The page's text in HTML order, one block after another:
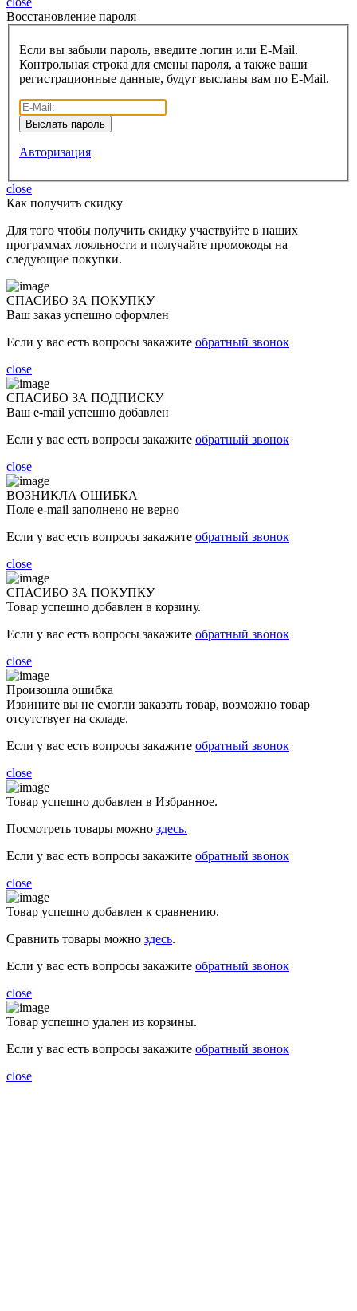
Восcтановление пароля
Если вы забыли пароль, введите логин или E-Mail.
Контрольная строка для смены пароля, а также ваши
регистрационные данные, будут высланы вам по E-Mail.
Авторизация
close
Как получить скидку
Для того чтобы получить скидку участвуйте в наших
программах лояльности и получайте промокоды на
следующие покупки.
СПАСИБО ЗА ПОКУПКУ
Ваш заказ успешно оформлен
Если у вас есть вопросы закажите обратный звонок
close
СПАСИБО ЗА ПОДПИСКУ
Ваш e-mail успешно добавлен
Если у вас есть вопросы закажите обратный звонок
close
ВОЗНИКЛА ОШИБКА
Поле e-mail заполнено не верно
Если у вас есть вопросы закажите обратный звонок
close
СПАСИБО ЗА ПОКУПКУ
Товар успешно добавлен в корзину.
Если у вас есть вопросы закажите обратный звонок
close
Произошла ошибка
Извините вы не смогли заказать товар, возможно товар
отсутствует на складе.
Если у вас есть вопросы закажите обратный звонок
close
Товар успешно добавлен в Избранное.
Посмотреть товары можно здесь.
Если у вас есть вопросы закажите обратный звонок
close
Товар успешно добавлен к сравнению.
Сравнить товары можно здесь.
Если у вас есть вопросы закажите обратный звонок
close
Товар успешно удален из корзины.
Если у вас есть вопросы закажите обратный звонок
close